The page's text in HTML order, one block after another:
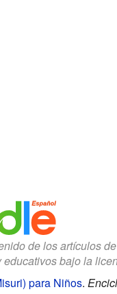
de los artículos
educativos bajo la
para Niños.